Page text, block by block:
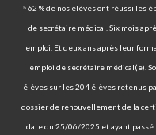
⁵ 62 % de nos élèves ont réussi les
de secrétaire médical. Six mois
emploi. Et deux ans après leur
emploi de secrétaire médical(e).
élèves sur les 204 élèves retenus
dossier de renouvellement de la
date du 25/06/2025 et ayant